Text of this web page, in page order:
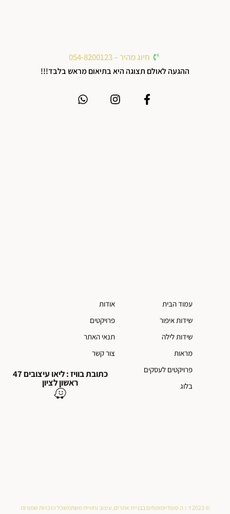
חיוג מהיר – 054-8200123
ההגעה לאולם תצוגה היא בתיאום מראש בלבד!!!
עמוד הבית
שידות איפור
שידות לילה
מראות
פרויקטים לעסקים
בלוג
אודות
פרויקטים
תנאי האתר
צור קשר
כתובת בוויז : ליאו עיצובים 47
ראשון לציון
© 2023 ד.י.ה סטודיו מומחים בבניית אתרים, עיצוב וחוויית משתמשכל הזכויות שמורות